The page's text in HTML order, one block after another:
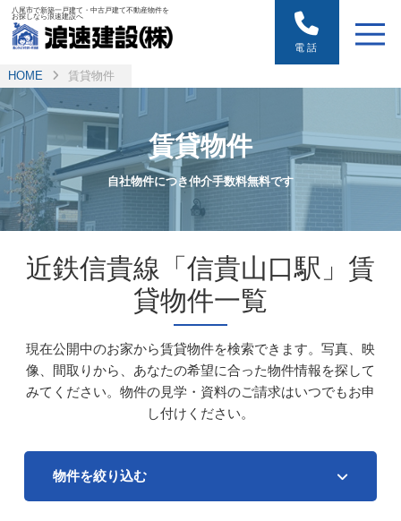
八尾市で新築一戸建て・中古戸建て不動産物件を
お探しなら浪速建設へ
電話
HOME 賃貸物件
賃貸物件
自社物件につき仲介手数料無料です
近鉄信貴線「信貴山口駅」賃
貸物件一覧
現在公開中のお家から賃貸物件を検索できます。写真、映
像、間取りから、あなたの希望に合った物件情報を探して
みてください。 物件の見学・資料のご請求はいつでもお申
し付けください。
物件を絞り込む